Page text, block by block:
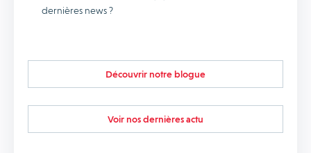
dernières news ?
Découvrir notre blogue
Voir nos dernières actu